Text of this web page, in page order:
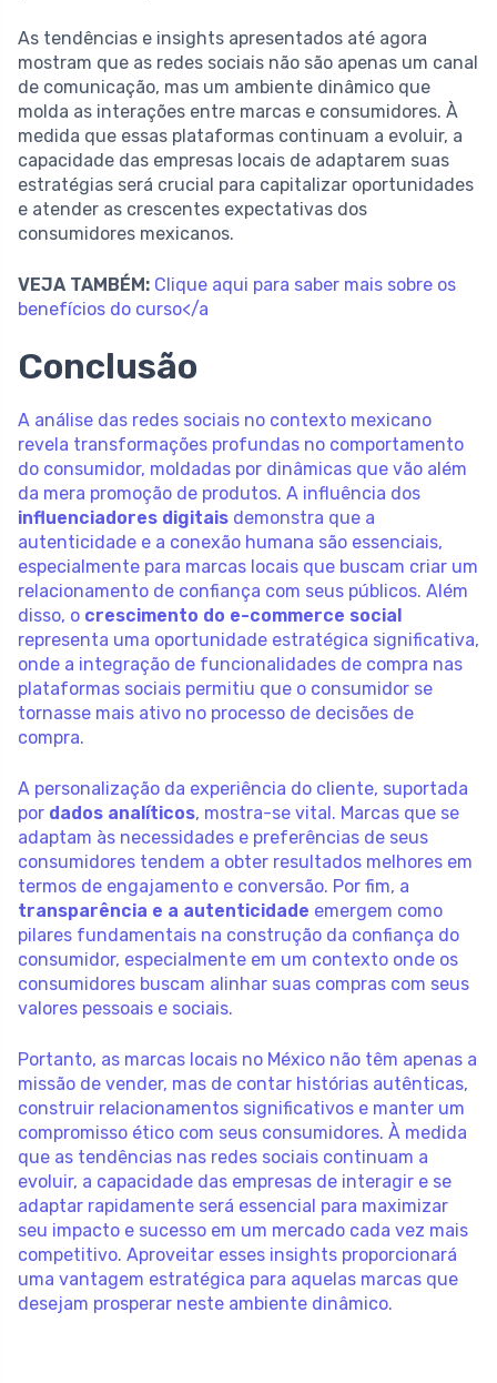
As tendências e insights apresentados até agora
mostram que as redes sociais não são apenas um canal
de comunicação, mas um ambiente dinâmico que
molda as interações entre marcas e consumidores. À
medida que essas plataformas continuam a evoluir, a
capacidade das empresas locais de adaptarem suas
estratégias será crucial para capitalizar oportunidades
e atender as crescentes expectativas dos
consumidores mexicanos.
VEJA TAMBÉM: Clique aqui para saber mais sobre os
benefícios do curso</a
Conclusão
A análise das redes sociais no contexto mexicano
revela transformações profundas no comportamento
do consumidor, moldadas por dinâmicas que vão além
da mera promoção de produtos. A influência dos
influenciadores digitais demonstra que a
autenticidade e a conexão humana são essenciais,
especialmente para marcas locais que buscam criar um
relacionamento de confiança com seus públicos. Além
disso, o crescimento do e-commerce social
representa uma oportunidade estratégica significativa,
onde a integração de funcionalidades de compra nas
plataformas sociais permitiu que o consumidor se
tornasse mais ativo no processo de decisões de
compra.
A personalização da experiência do cliente, suportada
por dados analíticos, mostra-se vital. Marcas que se
adaptam às necessidades e preferências de seus
consumidores tendem a obter resultados melhores em
termos de engajamento e conversão. Por fim, a
transparência e a autenticidade emergem como
pilares fundamentais na construção da confiança do
consumidor, especialmente em um contexto onde os
consumidores buscam alinhar suas compras com seus
valores pessoais e sociais.
Portanto, as marcas locais no México não têm apenas a
missão de vender, mas de contar histórias autênticas,
construir relacionamentos significativos e manter um
compromisso ético com seus consumidores. À medida
que as tendências nas redes sociais continuam a
evoluir, a capacidade das empresas de interagir e se
adaptar rapidamente será essencial para maximizar
seu impacto e sucesso em um mercado cada vez mais
competitivo. Aproveitar esses insights proporcionará
uma vantagem estratégica para aquelas marcas que
desejam prosperar neste ambiente dinâmico.